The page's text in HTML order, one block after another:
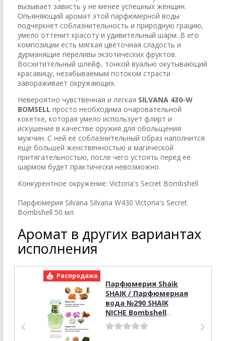
вызывает зависть у не менее успешных женщин.
Опьяняющий аромат этой парфюмерной воды
подчеркнет соблазнительность и природную грацию,
умело оттенит красоту и удивительный шарм. В его
композиции есть мягкая цветочная сладость и
дурманящие переливы экзотических фруктов.
Восхитительный шлейф, тонкой вуалью окутывающий
красавицу, незабываемым потоком страсти
завораживает окружающих.
Невероятно чувственная и легкая SILVANA 430-W
BOMSELL просто необходима очаровательной
кокетке, которая умело использует флирт и
искушение в качестве оружия для обольщения
мужчин. С ней ее соблазнительный образ наполнится
еще большей женственностью и магической
притягательностью, после чего устоять перед ее
шармом будет практически невозможно.
Конкурентное окружение: Victoria's Secret Bombshell
Парфюмерия Silvana Silvana W430 Victoria's Secret
Bombshell 50 мл
Аромат в других вариантах
исполнения
Распродажа
Парфюмерия Shaik
SHAIK / Парфюмерная
вода №290 SHAIK
NICHE Bombshell
Victoria's Secret, 50
мл.